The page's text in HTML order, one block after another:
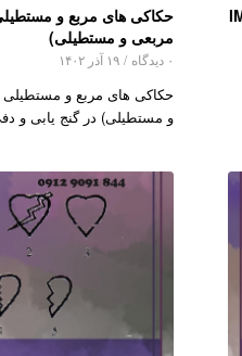
حکاکی های مربع و
مربعی و مستطیلی)
۰ دیدگاه / ۱۹ آذر ۱۴۰۲
حکاکی های مربع و
و مستطیلی) در گنج یابی و